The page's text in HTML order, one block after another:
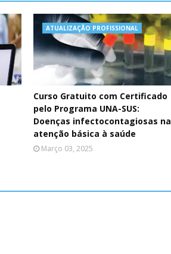
ATUALIZAÇÃO PROFISSIONAL
Curso Gratuito com Certificado
pelo Programa UNA-SUS:
Doenças infectocontagiosas na
atenção básica à saúde
Março 03, 2025